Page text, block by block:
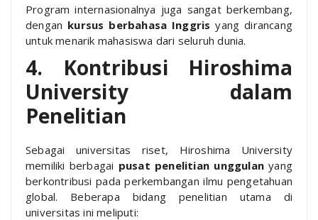
Program internasionalnya juga sangat berkembang,
dengan kursus berbahasa Inggris yang dirancang
untuk menarik mahasiswa dari seluruh dunia.
4. Kontribusi Hiroshima
University dalam
Penelitian
Sebagai universitas riset, Hiroshima University
memiliki berbagai pusat penelitian unggulanyang
berkontribusi pada perkembangan ilmu pengetahuan
global. Beberapa bidang penelitian utama di
universitas ini meliputi: